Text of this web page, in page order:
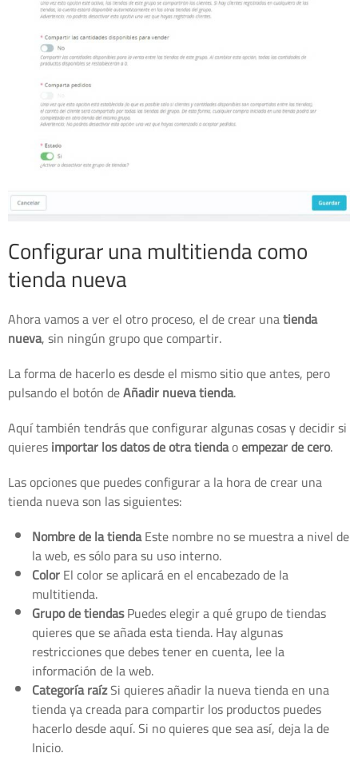
Configurar una multitienda como
tienda nueva
Ahora vamos a ver el otro proceso, el de crear unatienda
nueva, sin ningún grupo que compartir.
La forma de hacerlo es desde el mismo sitio que antes, pero
pulsando el botón deAñadir nueva tienda.
Aquí también tendrás que configurar algunas cosas y decidir si
quieresimportar los datos de otra tiendaoempezar de cero.
Las opciones que puedes configurar a la hora de crear una
tienda nueva son las siguientes:
Nombre de la tiendaEste nombre no se muestra a nivel de
la web, es sólo para su uso interno.
ColorEl color se aplicará en el encabezado de la
multitienda.
Grupo de tiendasPuedes elegir a qué grupo de tiendas
quieres que se añada esta tienda. Hay algunas
restricciones que debes tener en cuenta, lee la
información de la web.
Categoría raízSi quieres añadir la nueva tienda en una
tienda ya creada para compartir los productos puedes
hacerlo desde aquí. Si no quieres que sea así, deja la de
Inicio.